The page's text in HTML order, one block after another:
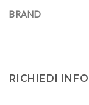
BRAND
RICHIEDI